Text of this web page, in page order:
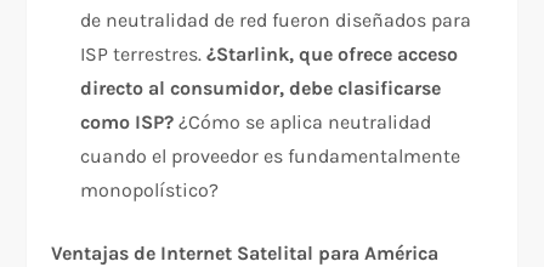
de neutralidad de red fueron diseñados para
ISP terrestres.¿Starlink, que ofrece acceso
directo al consumidor, debe clasificarse
como ISP? ¿Cómo se aplica neutralidad
cuando el proveedor es fundamentalmente
monopolístico?​
Ventajas de Internet Satelital para América